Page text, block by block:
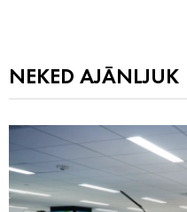
NEKED AJÁNLJUK